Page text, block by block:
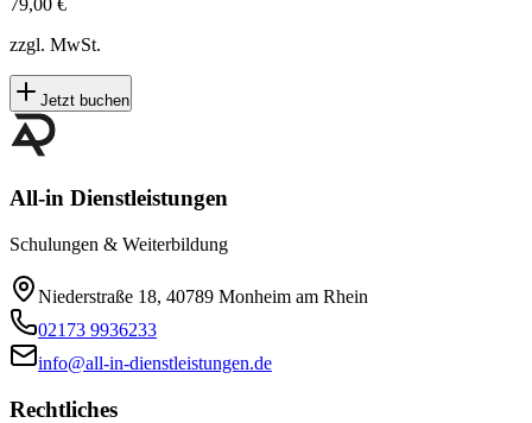
zzgl. MwSt.
Jetzt buchen
All-in Dienstleistungen
Schulungen & Weiterbildung
Niederstraße 18, 40789 Monheim am Rhein
02173 9936233
info@all-in-dienstleistungen.de
Rechtliches